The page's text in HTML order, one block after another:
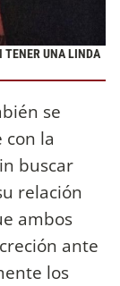
TENER UNA LINDA
se
la
buscar
relación
ambos
ante
los